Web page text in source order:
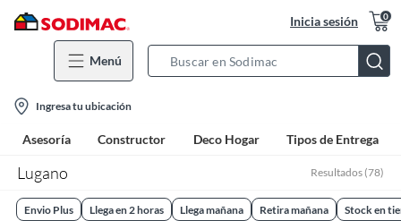
Inicia sesión 0
Menú
Bar
location-
icon
Ingresa tu ubicación
Asesoría Constructor Deco Hogar Tipos de Entrega
Lugano Resultados (78)
Envio Plus Llega en 2 horas Llega mañana Retira mañana Stock en